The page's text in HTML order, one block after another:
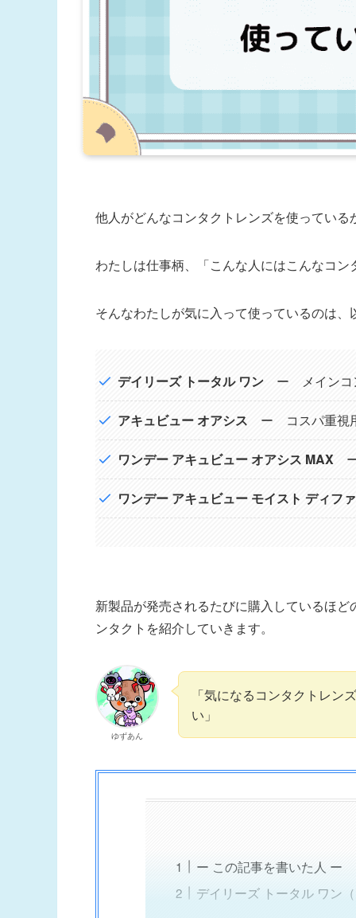
他人がどんなコンタクトレンズを使ってい
わたしは仕事柄、「こんな人にはこんなコ
そんなわたしが気に入って使っているのは
デイリーズ トータル ワン ー メインコ
アキュビュー オアシス ー コスパ重視
ワンデー アキュビュー オアシス MAX
ワンデー アキュビュー モイスト ディフ
新製品が発売されるたびに購入しているほ
ンタクトを紹介していきます。
ゆずあん
「気になるコンタクトレン
い」
ー この記事を書いた人 ー
デイリーズ トータル ワン